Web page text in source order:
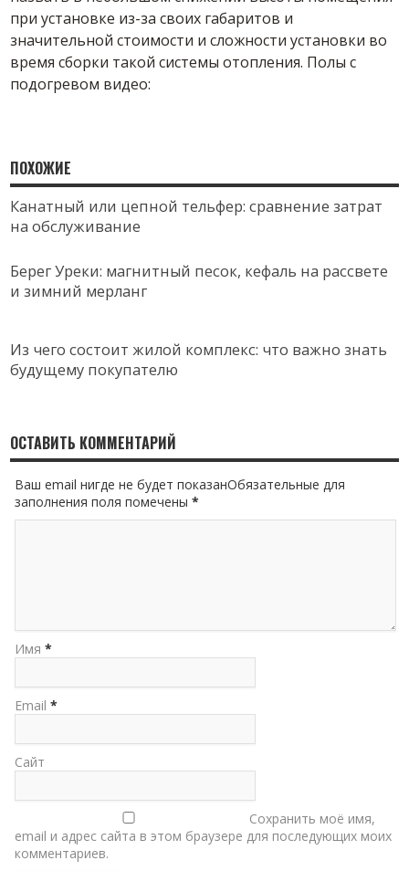
при установке из-за своих габаритов и
значительной стоимости и сложности установки во
время сборки такой системы отопления. Полы с
подогревом видео:
ПОХОЖИЕ
Канатный или цепной тельфер: сравнение затрат
на обслуживание
Берег Уреки: магнитный песок, кефаль на рассвете
и зимний мерланг
Из чего состоит жилой комплекс: что важно знать
будущему покупателю
ОСТАВИТЬ КОММЕНТАРИЙ
Ваш email нигде не будет показанОбязательные для
заполнения поля помечены*
Имя *
Email *
Сайт
Сохранить моё имя,
email и адрес сайта в этом браузере для последующих моих
комментариев.